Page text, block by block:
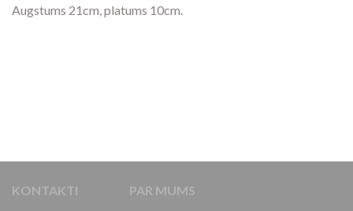
Augstums 21cm, platums 10cm.
KONTAKTI PAR MUMS